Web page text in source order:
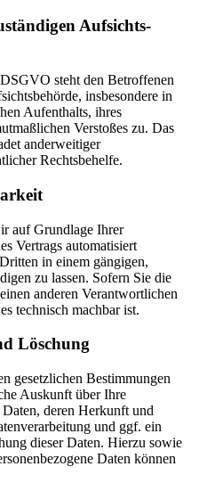
Aufsichts­
steht den Betroffenen
insbesondere in
Aufenthalts, ihres
Verstoßes zu. Das
anderweitiger
Rechtsbehelfe.
auf Grundlage Ihrer
Vertrags automatisiert
in einem gängigen,
zu lassen. Sofern Sie die
anderen Verantwortlichen
technisch machbar ist.
Löschung
gesetzlichen Bestimmungen
Auskunft über Ihre
Daten, deren Herkunft und
und ggf. ein
dieser Daten. Hierzu sowie
Daten können